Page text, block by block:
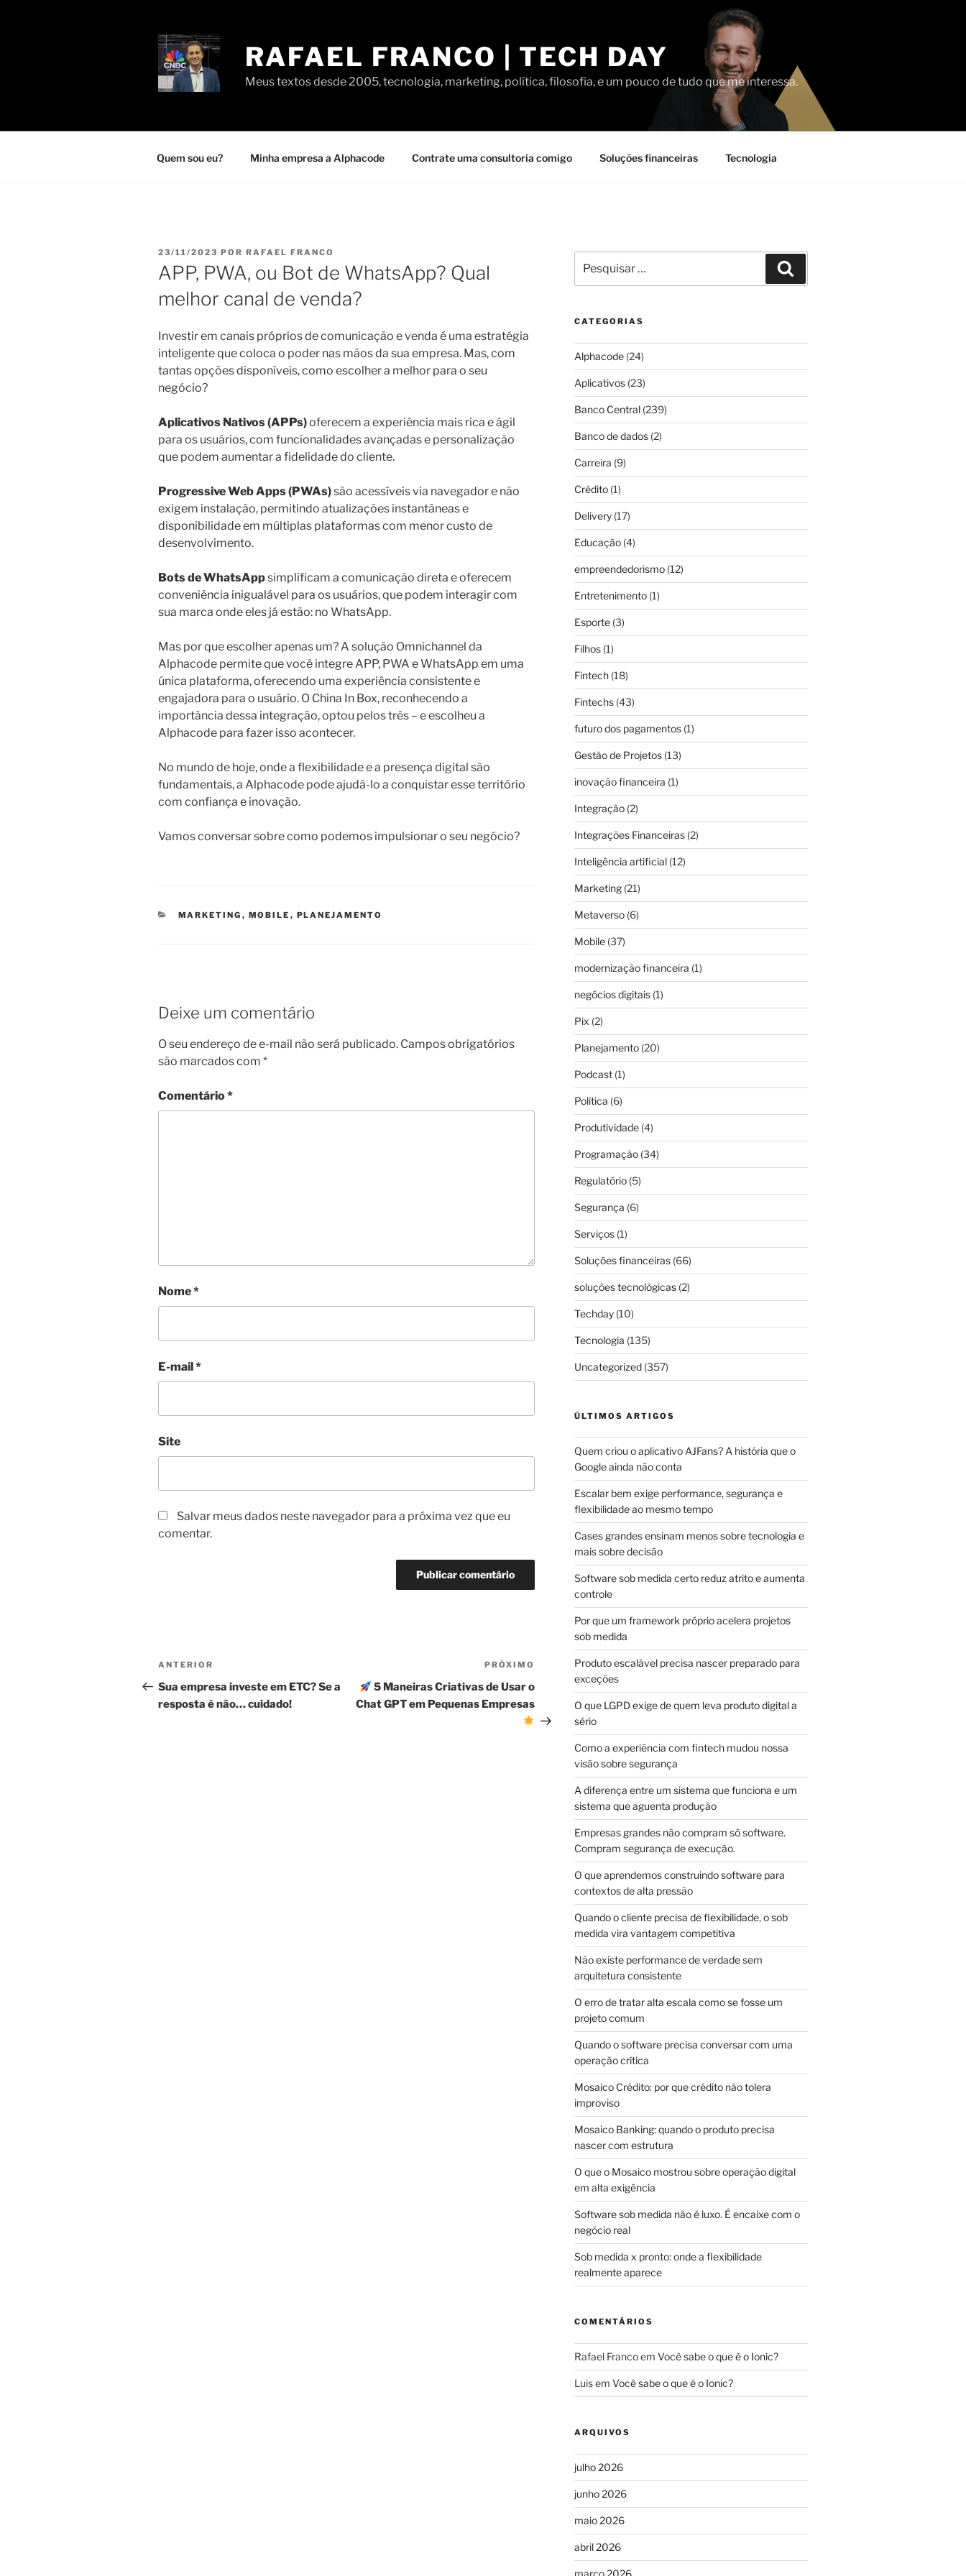
RAFAEL FRANCO | TECH DAY
Meus textos desde 2005, tecnologia, marketing, política, filosofia, e um pouco de tudo que me interessa.
Quem sou eu? Minha empresa a Alphacode Contrate uma consultoria comigo Soluções financeiras Tecnologia
PUBLICADO
EM
23/11/2023 POR RAFAEL FRANCO
APP, PWA, ou Bot de WhatsApp? Qual
melhor canal de venda?
Investir em canais próprios de comunicação e venda é uma estratégia
inteligente que coloca o poder nas mãos da sua empresa. Mas, com
tantas opções disponíveis, como escolher a melhor para o seu
negócio?
Aplicativos Nativos (APPs)oferecem a experiência mais rica e ágil
para os usuários, com funcionalidades avançadas e personalização
que podem aumentar a fidelidade do cliente.
Progressive Web Apps (PWAs)são acessíveis via navegador e não
exigem instalação, permitindo atualizações instantâneas e
disponibilidade em múltiplas plataformas com menor custo de
desenvolvimento.
Bots de WhatsAppsimplificam a comunicação direta e oferecem
conveniência inigualável para os usuários, que podem interagir com
sua marca onde eles já estão: no WhatsApp.
Mas por que escolher apenas um? A solução Omnichannel da
Alphacode permite que você integre APP, PWA e WhatsApp em uma
única plataforma, oferecendo uma experiência consistente e
engajadora para o usuário. O China In Box, reconhecendo a
importância dessa integração, optou pelos três – e escolheu a
Alphacode para fazer isso acontecer.
No mundo de hoje, onde a flexibilidade e a presença digital são
fundamentais, a Alphacode pode ajudá-lo a conquistar esse território
com confiança e inovação.
Vamos conversar sobre como podemos impulsionar o seu negócio?
CATEGORIAS
MARKETING , MOBILE , PLANEJAMENTO
Deixe um comentário
O seu endereço de e-mail não será publicado. Campos obrigatórios
são marcados com *
Comentário*
Nome*
E-mail*
Site
Salvar meus dados neste navegador para a próxima vez que eu
comentar.
Navegação
de
Post
Post
anterior
ANTERIOR
Sua empresa investe em ETC? Se a
resposta é não… cuidado!
Próximo
post
PRÓXIMO
5 Maneiras Criativas de Usar o
Chat GPT em Pequenas Empresas
por:
CATEGORIAS
Alphacode(24)
Aplicativos(23)
Banco Central(239)
Banco de dados(2)
Carreira (9)
Crédito(1)
Delivery(17)
Educação(4)
empreendedorismo(12)
Entretenimento(1)
Esporte(3)
Filhos(1)
Fintech(18)
Fintechs(43)
futuro dos pagamentos(1)
Gestão de Projetos(13)
inovação financeira (1)
Integração(2)
Integrações Financeiras(2)
Inteligência artificial(12)
Marketing(21)
Metaverso(6)
Mobile(37)
modernização financeira (1)
negócios digitais(1)
Pix (2)
Planejamento(20)
Podcast(1)
Política (6)
Produtividade(4)
Programação(34)
Regulatório(5)
Segurança (6)
Serviços(1)
Soluções financeiras(66)
soluções tecnológicas(2)
Techday(10)
Tecnologia (135)
Uncategorized(357)
ÚLTIMOS ARTIGOS
Quem criou o aplicativo AJFans? A história que o
Google ainda não conta
Escalar bem exige performance, segurança e
flexibilidade ao mesmo tempo
Cases grandes ensinam menos sobre tecnologia e
mais sobre decisão
Software sob medida certo reduz atrito e aumenta
controle
Por que um framework próprio acelera projetos
sob medida
Produto escalável precisa nascer preparado para
exceções
O que LGPD exige de quem leva produto digital a
sério
Como a experiência com fintech mudou nossa
visão sobre segurança
A diferença entre um sistema que funciona e um
sistema que aguenta produção
Empresas grandes não compram só software.
Compram segurança de execução.
O que aprendemos construindo software para
contextos de alta pressão
Quando o cliente precisa de flexibilidade, o sob
medida vira vantagem competitiva
Não existe performance de verdade sem
arquitetura consistente
O erro de tratar alta escala como se fosse um
projeto comum
Quando o software precisa conversar com uma
operação crítica
Mosaico Crédito: por que crédito não tolera
improviso
Mosaico Banking: quando o produto precisa
nascer com estrutura
O que o Mosaico mostrou sobre operação digital
em alta exigência
Software sob medida não é luxo. É encaixe com o
negócio real
Sob medida x pronto: onde a flexibilidade
realmente aparece
COMENTÁRIOS
Rafael Francoem Você sabe o que é o Ionic?
Luisem Você sabe o que é o Ionic?
ARQUIVOS
julho 2026
junho 2026
maio 2026
abril 2026